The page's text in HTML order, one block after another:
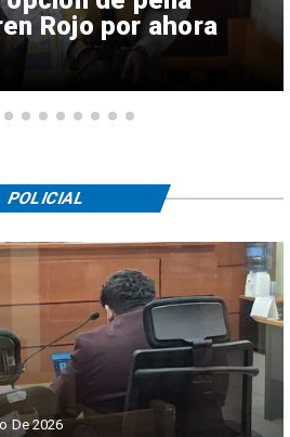
Rojo por ahora
De 2026
POLICIAL